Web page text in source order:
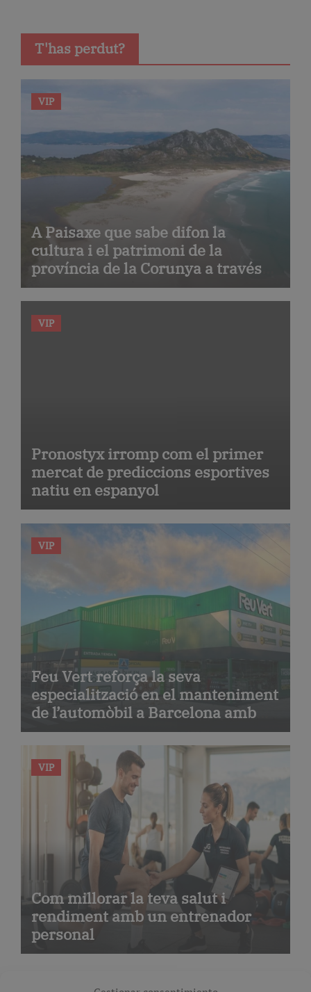
T'has perdut?
VIP
A Paisaxe que sabe difon la
cultura i el patrimoni de la
província de la Corunya a través
de la seva gastronomia
VIP
Pronostyx irromp com el primer
mercat de prediccions esportives
natiu en espanyol
VIP
Feu Vert reforça la seva
especialització en el manteniment
de l’automòbil a Barcelona amb
serveis de taller i mecànica
avançada
VIP
Com millorar la teva salut i
rendiment amb un entrenador
personal